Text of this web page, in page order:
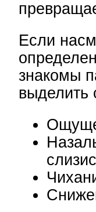
Если
знакомы
выделить